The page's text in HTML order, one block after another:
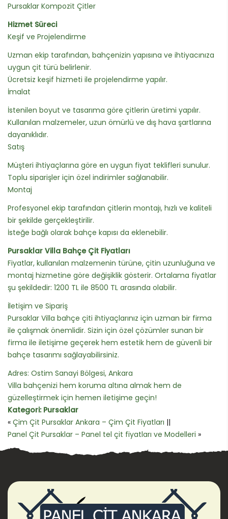
Pursaklar Kompozit Çitler
Hizmet Süreci
Keşif ve Projelendirme
Uzman ekip tarafından, bahçenizin yapısına ve ihtiyacınıza
uygun çit türü belirlenir.
Ücretsiz keşif hizmeti ile projelendirme yapılır.
İmalat
İstenilen boyut ve tasarıma göre çitlerin üretimi yapılır.
Kullanılan malzemeler, uzun ömürlü ve dış hava şartlarına
dayanıklıdır.
Satış
Müşteri ihtiyaçlarına göre en uygun fiyat teklifleri sunulur.
Toplu siparişler için özel indirimler sağlanabilir.
Montaj
Profesyonel ekip tarafından çitlerin montajı, hızlı ve kaliteli
bir şekilde gerçekleştirilir.
İsteğe bağlı olarak bahçe kapısı da eklenebilir.
Pursaklar Villa Bahçe Çit Fiyatları
Fiyatlar, kullanılan malzemenin türüne, çitin uzunluğuna ve
montaj hizmetine göre değişiklik gösterir. Ortalama fiyatlar
şu şekildedir: 1200 TL ile 8500 TL arasında olabilir.
İletişim ve Sipariş
Pursaklar Villa bahçe çiti ihtiyaçlarınız için uzman bir firma
ile çalışmak önemlidir. Sizin için özel çözümler sunan bir
firma ile iletişime geçerek hem estetik hem de güvenli bir
bahçe tasarımı sağlayabilirsiniz.
Adres: Ostim Sanayi Bölgesi, Ankara
Villa bahçenizi hem koruma altına almak hem de
güzelleştirmek için hemen iletişime geçin!
Kategori: Pursaklar
« Çim Çit Pursaklar Ankara – Çim Çit Fiyatları ||
Panel Çit Pursaklar – Panel tel çit fiyatları ve Modelleri »